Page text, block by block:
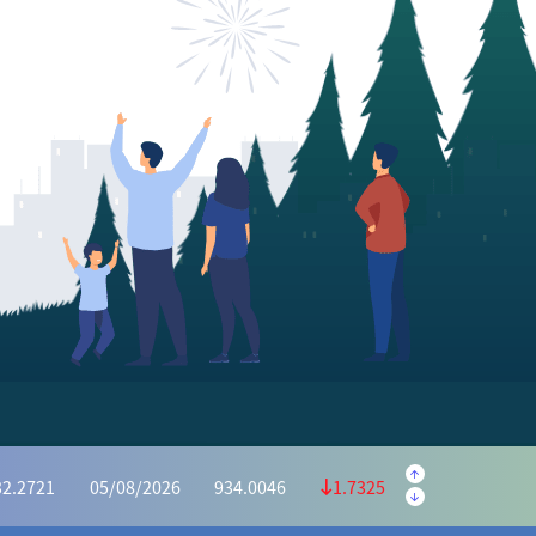
05/08/2026 223.5595 0.9950
05/08/2026 415.2975 0.3653